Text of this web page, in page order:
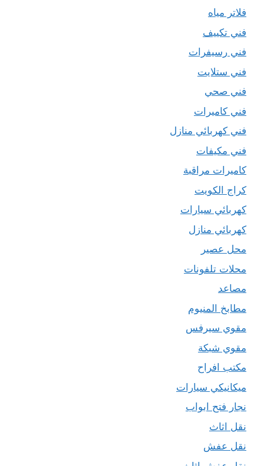
فلاتر مياه
فني تكييف
فني رسيفرات
فني ستلايت
فني صحي
فني كاميرات
فني كهربائي منازل
فني مكيفات
كاميرات مراقبة
كراج الكويت
كهربائي سيارات
كهربائي منازل
محل عصير
محلات تلفونات
مصاعد
مطابخ المنيوم
مقوي سيرفس
مقوي شبكة
مكتب افراح
ميكانيكي سيارات
نجار فتح ابواب
نقل اثاث
نقل عفش